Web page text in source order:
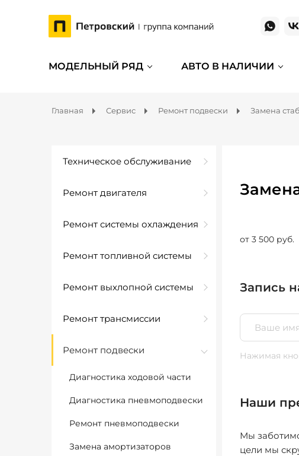
МОДЕЛЬНЫЙ РЯД АВТО В НАЛИЧИИ
Главная Сервис Ремонт подвески Замена
Техническое обслуживание
Ремонт двигателя
Ремонт системы охлаждения
Ремонт топливной системы
Ремонт выхлопной системы
Ремонт трансмиссии
Ремонт подвески
Диагностика ходовой части
Диагностика пневмоподвески
Ремонт пневмоподвески
Замена амортизаторов
от 3 500 руб.
Запись
Нажимая
Наши
Мы
цели мы